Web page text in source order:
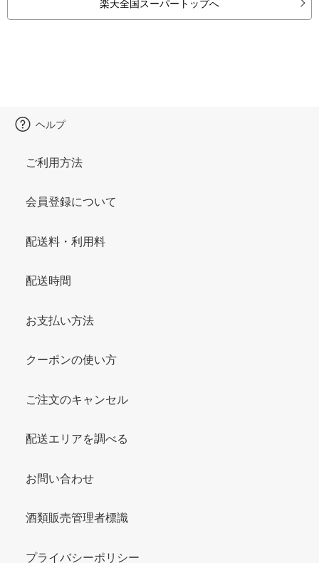
楽天全国スーパートップへ
ヘルプ
ご利用方法
会員登録について
配送料・利用料
配送時間
お支払い方法
クーポンの使い方
ご注文のキャンセル
配送エリアを調べる
お問い合わせ
酒類販売管理者標識
プライバシーポリシー